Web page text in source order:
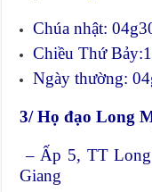
Chúa nhật:
Chiều Thứ
Ngày thường:
3/ Họ đạo Long
– Ấp 5, TT
Giang